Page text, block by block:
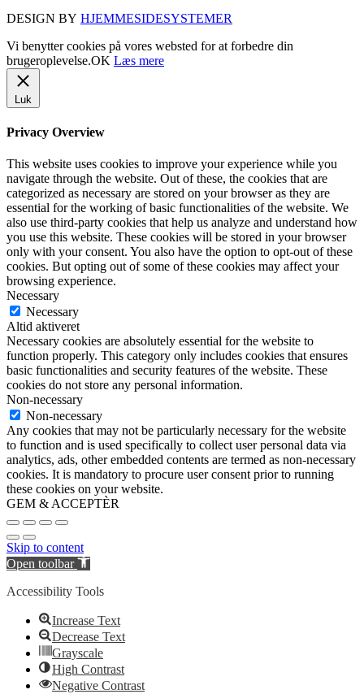
DESIGN BY HJEMMESIDESYSTEMER
Vi benytter cookies på vores websted for at forbedre din
brugeroplevelse.OK Læs mere
Luk
Privacy Overview
This website uses cookies to improve your experience while you
navigate through the website. Out of these, the cookies that are
categorized as necessary are stored on your browser as they are
essential for the working of basic functionalities of the website. We
also use third-party cookies that help us analyze and understand how
you use this website. These cookies will be stored in your browser
only with your consent. You also have the option to opt-out of these
cookies. But opting out of some of these cookies may affect your
browsing experience.
Necessary
Necessary
Altid aktiveret
Necessary cookies are absolutely essential for the website to
function properly. This category only includes cookies that ensures
basic functionalities and security features of the website. These
cookies do not store any personal information.
Non-necessary
Non-necessary
Any cookies that may not be particularly necessary for the website
to function and is used specifically to collect user personal data via
analytics, ads, other embedded contents are termed as non-necessary
cookies. It is mandatory to procure user consent prior to running
these cookies on your website.
GEM & ACCEPTÈR
Skip to content
Open toolbar
Accessibility Tools
Increase Text
Decrease Text
Grayscale
High Contrast
Negative Contrast